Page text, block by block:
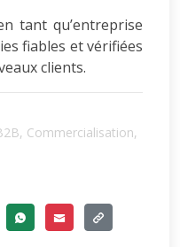
tant qu’entreprise
fiables et vérifiées
clients.
Commercialisation,